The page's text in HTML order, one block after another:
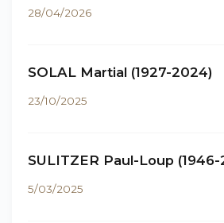
28/04/2026
SOLAL Martial (1927-2024)
23/10/2025
SULITZER Paul-Loup (1946-
5/03/2025